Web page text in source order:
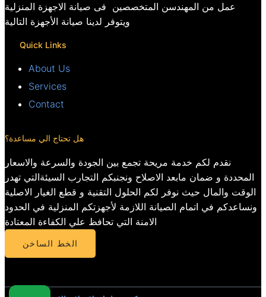
عمل من المهندسن المتخصصين فى صيانة الاجهزة المنزلية
ويتوفر لدينا صيانة الأجهزة التالية
Quick Links
About Us
Services
Contact
هل تحتاج الي مساعدة؟
نقدم لكم خدمة مريحة تجمع بين الجودة والسرعة والاسعار
المحددة و ضمان مابعد الاصلاح ونجنبكم التجارب السيئةالتي تهدر
الوقت والمال حيث نوفر لكم الحلول التقنية و قطع الغيار الاصلية
ونساعدكم في اتمام الصيانة اللازمة لأجهزتكم المنزلية في الحدود
الامنة التي تحافظ علي الكفاءة المعتادة
الخط الساخن